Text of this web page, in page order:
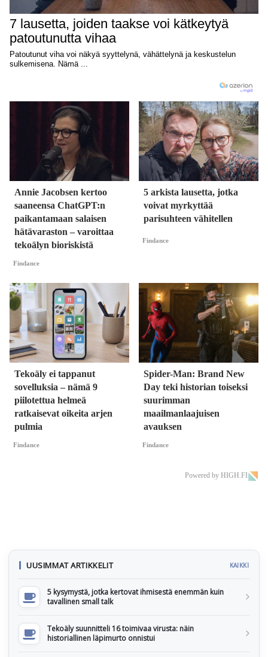
Annie Jacobsen kertoo
saaneensa ChatGPT:n
paikantamaan salaisen
hätävaraston – varoittaa
tekoälyn bioriskistä
Findance
5 arkista lausetta, jotka
voivat myrkyttää
parisuhteen vähitellen
Findance
Tekoäly ei tappanut
sovelluksia – nämä 9
piilotettua helmeä
ratkaisevat oikeita arjen
pulmia
Findance
Spider-Man: Brand New
Day teki historian toiseksi
suurimman
maailmanlaajuisen
avauksen
Findance
Powered by HIGH.FI
UUSIMMAT ARTIKKELIT KAIKKI
5 kysymystä, jotka kertovat ihmisestä enemmän kuin
tavallinen small talk
Tekoäly suunnitteli 16 toimivaa virusta: näin
historiallinen läpimurto onnistui